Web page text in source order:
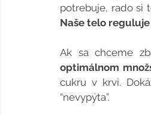
Naše telo
Ak sa chceme
optimálnom
cukru v krvi.
“nevypýta”.